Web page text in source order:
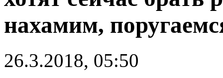
нахамим,
26.3.2018, 05:50